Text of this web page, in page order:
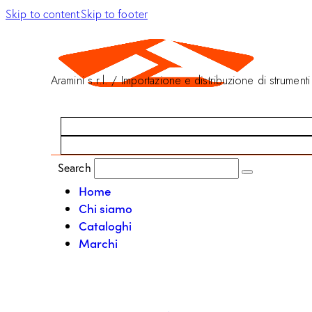
Skip to contentSkip to footer
Aramini s.r.l. / Importazione e distribuzione di strumenti
Search
Home
Chi siamo
Cataloghi
Marchi